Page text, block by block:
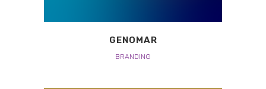
GENOMAR
BRANDING